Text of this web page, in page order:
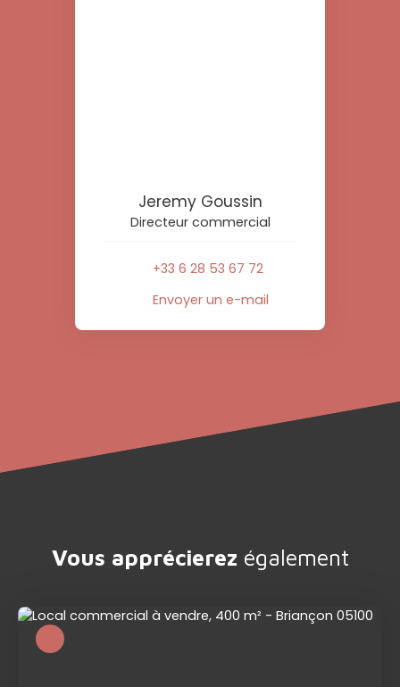
Jeremy Goussin
Directeur commercial
+33 6 28 53 67 72
Envoyer un e-mail
Vous apprécierez également